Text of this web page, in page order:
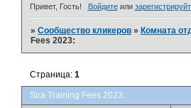
Привет, Гость! Войдитеили
»Сообщество кликеров » Комната
Fees 2023:
Sira Training Fees 2023:
Страница:1